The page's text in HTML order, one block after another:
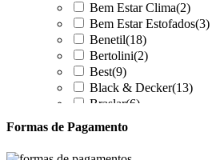
Bem Estar Clima(2)
Bem Estar Estofados(3)
Benetil(18)
Bertolini(2)
Best(9)
Black & Decker(13)
Braslar(6)
Britânia
Formas de Pagamento